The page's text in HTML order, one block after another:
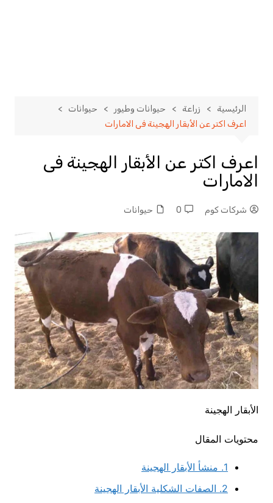
الرئيسية زراعة حيوانات وطيور
حيوانات
اعرف اكتر عن الأبقار الهجينة فى الامارات
اعرف اكتر عن الأبقار الهجينة فى
الامارات
شركات كوم 0 حيوانات
الأبقار الهجينة
محتويات المقال
1. منشأ الأبقار الهجينة
2. الصفات الشكلية الأبقار الهجينة